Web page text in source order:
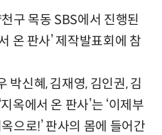
구 목동 SBS에서 진행된
온 판사’ 제작발표회에 참
박신혜, 김재영, 김인권, 김
옥에서 온 판사’는 ‘이제부
으로!’ 판사의 몸에 들어간